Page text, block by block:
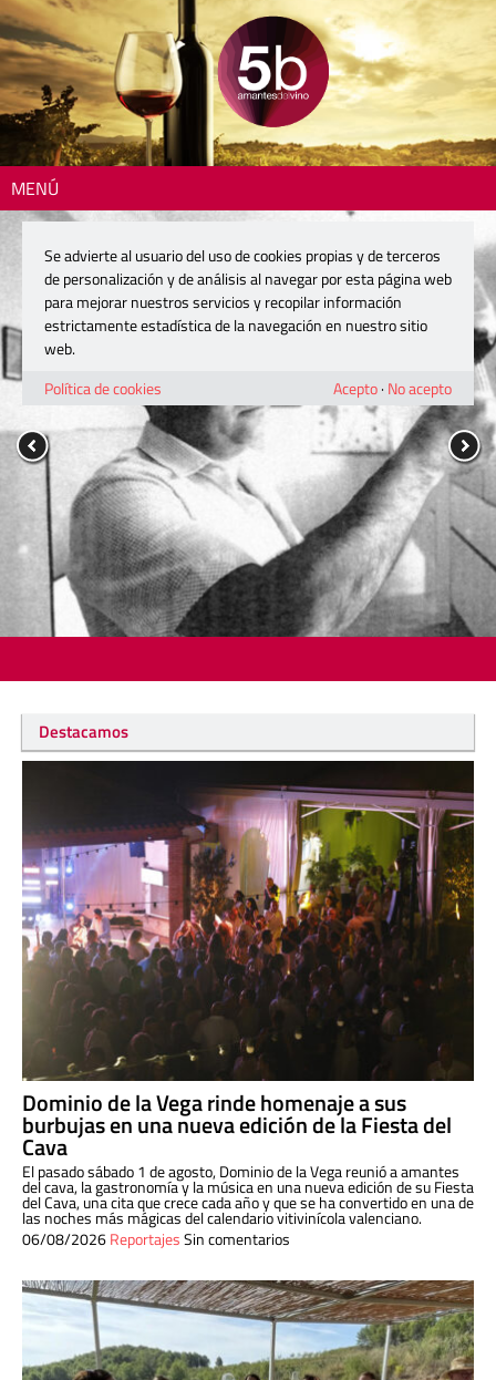
MENÚ
Destacamos
Dominio de la Vega rinde homenaje a sus
burbujas en una nueva edición de la Fiesta del
Cava
El pasado sábado 1 de agosto, Dominio de la Vega reunió a amantes
del cava, la gastronomía y la música en una nueva edición de su Fiesta
del Cava, una cita que crece cada año y que se ha convertido en una de
las noches más mágicas del calendario vitivinícola valenciano.
06/08/2026ReportajesSin comentarios
Se advierte al usuario del uso de cookies propias y de terceros
de personalización y de análisis al navegar por esta página web
para mejorar nuestros servicios y recopilar información
estrictamente estadística de la navegación en nuestro sitio
web.
Política de cookies
Acepto· No acepto